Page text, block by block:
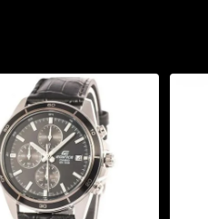
thể thao – mạnh mẽ
1AVUDFrất đáng để
& kính sapphire, mẫu này
khi phối đồ công sở
45mm Nam EFS-